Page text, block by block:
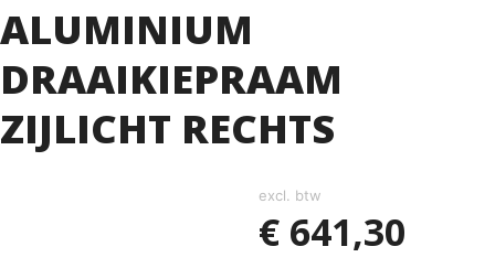
ALUMINIUM
DRAAIKIEPRAAM
ZIJLICHT RECHTS
excl. btw
€ 641,30